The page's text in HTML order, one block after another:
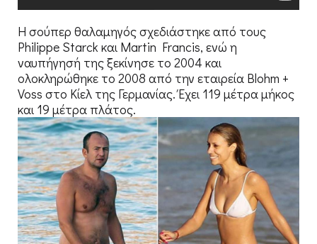
H σούπερ θαλαμηγός σχεδιάστηκε από τους
Philippe Starck και Martin Francis, ενώ η
ναυπήγησή της ξεκίνησε το 2004 και
ολοκληρώθηκε το 2008 από την εταιρεία Blohm +
Voss στο Κίελ της Γερμανίας. Έχει 119 μέτρα μήκος
και 19 μέτρα πλάτος.